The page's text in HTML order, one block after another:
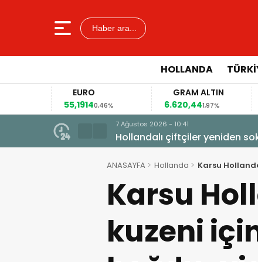
Haber ara...
HOLLANDA
EURO
55,19140,46%
GRAM ALTIN
6.620,441,97%
7 Ağustos 2026 - 10:41
Hollandalı çiftçiler yeniden
ANASAYFA Hollanda Karsu
Karsu
kuzeni